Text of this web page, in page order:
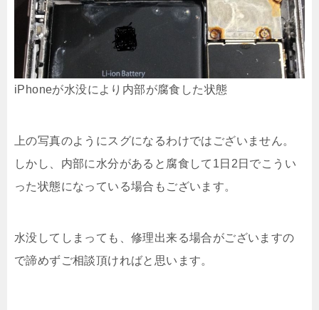
iPhoneが水没により内部が腐食した状態
上の写真のようにスグになるわけではございません。
しかし、内部に水分があると腐食して1日2日でこうい
った状態になっている場合もございます。
水没してしまっても、修理出来る場合がございますの
で諦めずご相談頂ければと思います。